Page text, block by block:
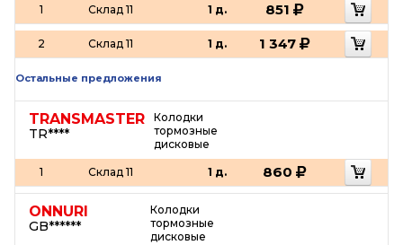
1 Склад 11 1 д. 851
2 Склад 11 1 д. 1 347
Остальные предложения
TRANSMASTER
TR****
Колодки
тормозные
дисковые
1 Склад 11 1 д. 860
ONNURI
GB******
Колодки
тормозные
дисковые